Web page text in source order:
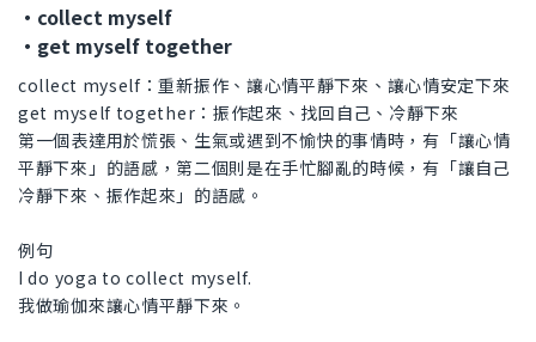
・collect myself
・get myself together
collect myself：重新振作、讓心情平靜下來、讓心情安定下來
get myself together：振作起來、找回自己、冷靜下來
第一個表達用於慌張、生氣或遇到不愉快的事情時，有「讓心情
平靜下來」的語感，第二個則是在手忙腳亂的時候，有「讓自己
冷靜下來、振作起來」的語感。
例句
I do yoga to collect myself.
我做瑜伽來讓心情平靜下來。